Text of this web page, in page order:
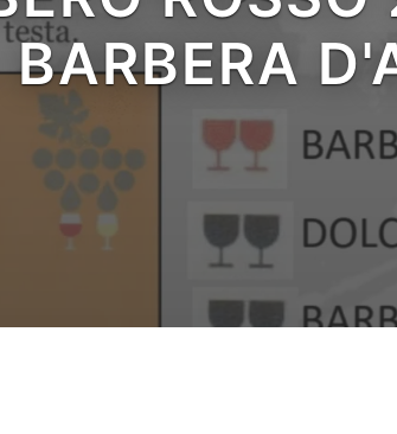
e contatti
la tua una